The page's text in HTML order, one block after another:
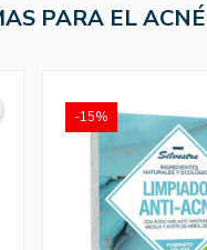
PARA EL ACNÉ
-15%